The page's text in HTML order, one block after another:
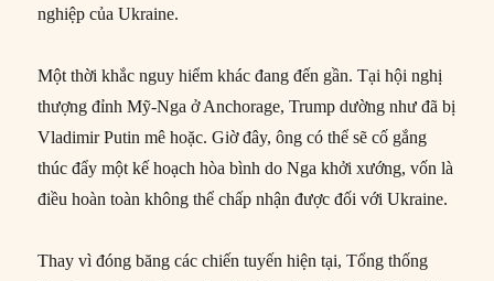
nghiệp của Ukraine.
Một thời khắc nguy hiểm khác đang đến gần. Tại hội nghị
thượng đỉnh Mỹ-Nga ở Anchorage, Trump dường như đã bị
Vladimir Putin mê hoặc. Giờ đây, ông có thể sẽ cố gắng
thúc đẩy một kế hoạch hòa bình do Nga khởi xướng, vốn là
điều hoàn toàn không thể chấp nhận được đối với Ukraine.
Thay vì đóng băng các chiến tuyến hiện tại, Tổng thống